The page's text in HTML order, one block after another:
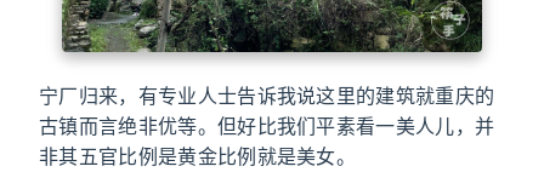
宁厂归来，有专业人士告诉我说这里的建筑就重庆的
古镇而言绝非优等。但好比我们平素看一美人儿，并
非其五官比例是黄金比例就是美女。